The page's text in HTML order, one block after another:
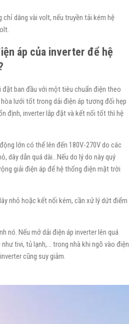
dâng vài volt, nếu truyền tải kém hệ
áp của inverter để hệ
ban đầu với một tiêu chuẩn điện theo
lưới tốt trong dải điện áp tương đối hẹp
định, inverter lắp đặt và kết nối tốt thì hệ
lớn có thể lên đến 180V-270V do các
dây dẫn quá dài…Nếu do lý do này quý
giải điện áp để hệ thống điện mặt trời
nhỏ hoặc kết nối kém, cần xử lý dứt điểm
nó. Nếu mở dải điện áp inverter lên quá
tivi, tủ lạnh,… trong nhà khi ngõ vào điện
cũng suy giảm.